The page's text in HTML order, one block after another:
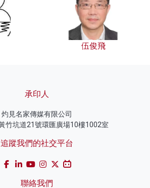
伍俊飛
承印人
灼見名家傳媒有限公司
竹坑道21號環匯廣場10樓1002室
追蹤我們的社交平台
聯絡我們